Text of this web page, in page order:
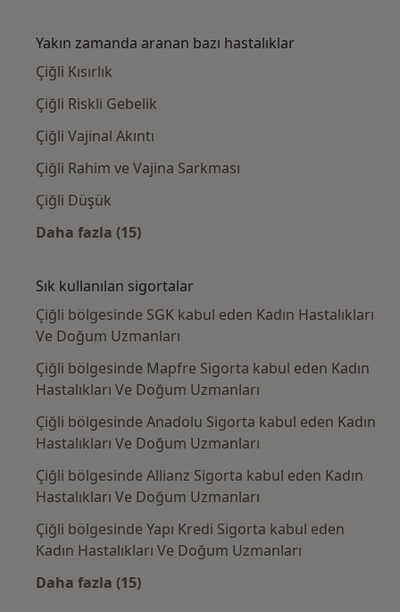
Yakın zamanda aranan bazı hastalıklar
Çiğli Kısırlık
Çiğli Riskli Gebelik
Çiğli Vajinal Akıntı
Çiğli Rahim ve Vajina Sarkması
Çiğli Düşük
Daha fazla (15)
Sık kullanılan sigortalar
Çiğli bölgesinde SGK kabul eden Kadın Hastalıkları
Ve Doğum Uzmanları
Çiğli bölgesinde Mapfre Sigorta kabul eden Kadın
Hastalıkları Ve Doğum Uzmanları
Çiğli bölgesinde Anadolu Sigorta kabul eden Kadın
Hastalıkları Ve Doğum Uzmanları
Çiğli bölgesinde Allianz Sigorta kabul eden Kadın
Hastalıkları Ve Doğum Uzmanları
Çiğli bölgesinde Yapı Kredi Sigorta kabul eden
Kadın Hastalıkları Ve Doğum Uzmanları
Daha fazla (15)